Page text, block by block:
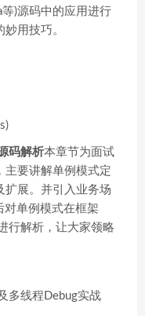
)源码中的应用进行
用技巧。
码解析本章节为面试
主要讲解单例模式定
扩展。并引入业务场
对单例模式在框架
行解析，让大家领略
多线程Debug实战